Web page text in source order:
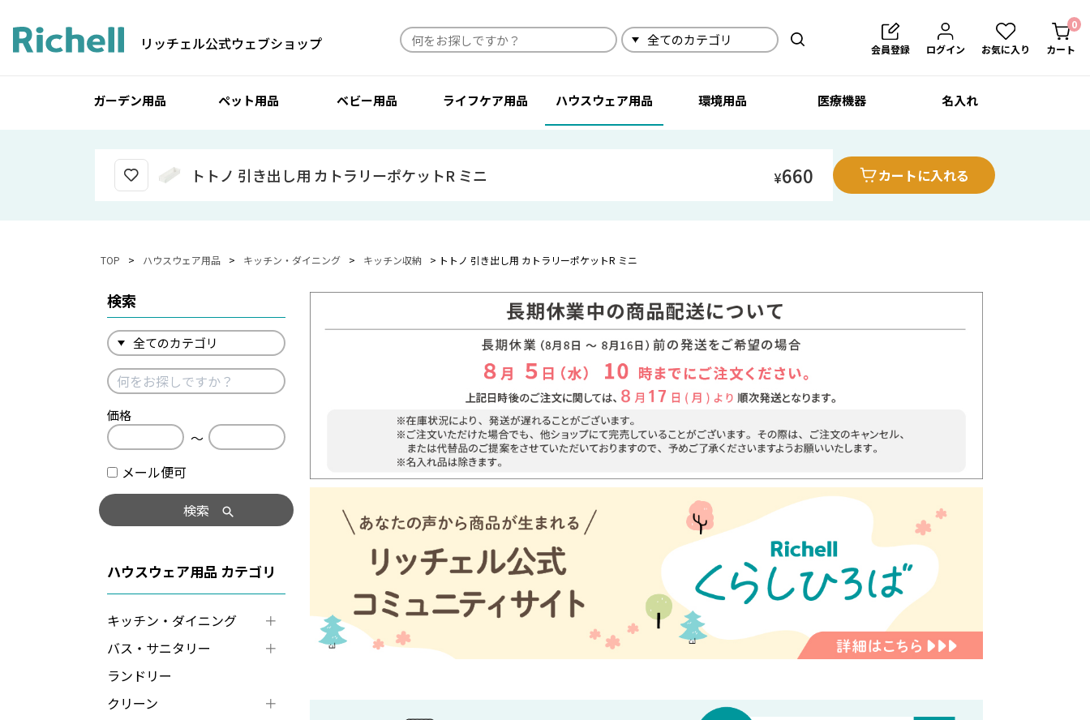
リッチェル公式ウェブショップ 検索 会員登録 ログイン お気に入り カート
0
ガーデン用品 ペット用品 ベビー用品 ライフケア用品 ハウスウェア用品 環境用品 医療機器 名入れ
トトノ 引き出し用 カトラリーポケットR ミニ ¥660 カートに入れる
TOP ハウスウェア用品 キッチン・ダイニング キッチン収納 トトノ 引き出し用 カトラリーポケットR ミニ
検索
価格
〜
メール便可
検索
ハウスウェア用品
キッチン・ダイニング
バス・サニタリー
ランドリー
クリーン